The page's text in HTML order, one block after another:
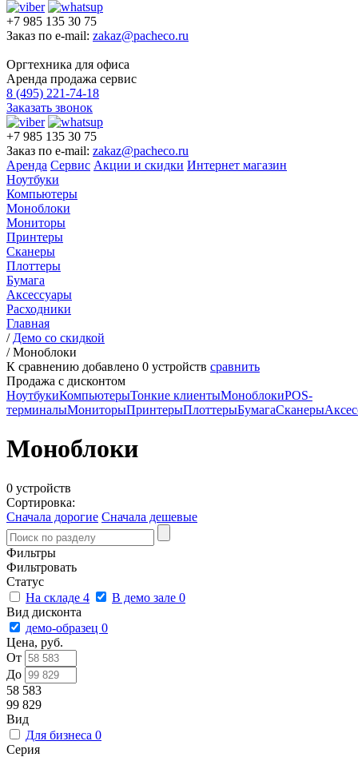
+7 985 135 30 75
Заказ по e-mail: zakaz@pacheco.ru
Оргтехника для офиса
Аренда продажа сервис
8 (495) 221-74-18
Заказать звонок
+7 985 135 30 75
Заказ по e-mail: zakaz@pacheco.ru
Аренда Сервис Акции и скидки Интернет магазин
Ноутбуки
Компьютеры
Моноблоки
Мониторы
Принтеры
Сканеры
Плоттеры
Бумага
Аксессуары
Расходники
Главная
/ Демо со скидкой
/Моноблоки
К сравнению добавлено 0 устройств сравнить
Продажа с дисконтом
НоутбукиКомпьютерыТонкие клиентыМоноблокиPOS-
терминалыМониторыПринтерыПлоттерыБумагаСканеры
Моноблоки
0 устройств
Сортировка:
Сначала дорогие Сначала дешевые
Фильтры
Фильтровать
Статус
На складе 4 В демо зале 0
Вид дисконта
демо-образец 0
Цена, руб.
От
До
58 583
99 829
Вид
Для бизнеса 0
Серия